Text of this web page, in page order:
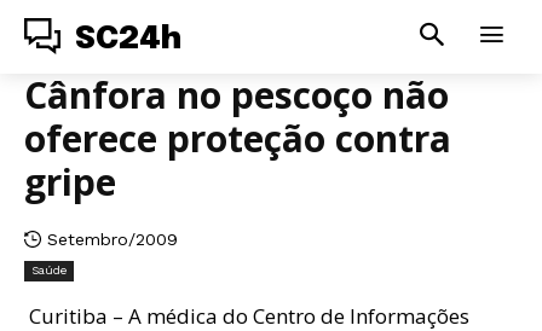
SC24h
Cânfora no pescoço não
oferece proteção contra
gripe
Setembro/2009
Saúde
Curitiba – A médica do Centro de Informações